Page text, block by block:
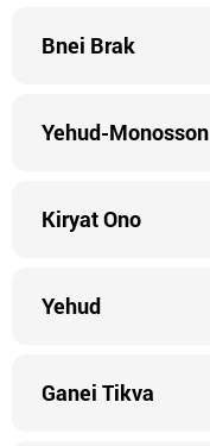
Bnei Brak
Yehud-Monosson
Kiryat Ono
Yehud
Ganei Tikva